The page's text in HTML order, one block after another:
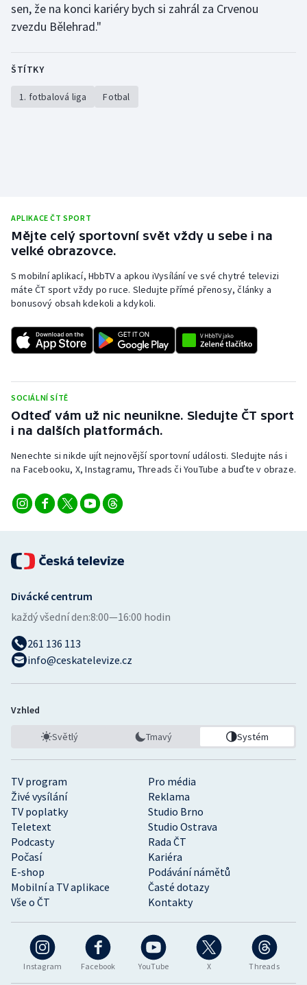
sen, že na konci kariéry bych si zahrál za Crvenou
zvezdu Bělehrad."
ŠTÍTKY
1. fotbalová liga Fotbal
APLIKACE ČT SPORT
Mějte celý sportovní svět vždy u sebe i na
velké obrazovce.
S mobilní aplikací, HbbTV a apkou iVysílání ve své chytré televizi
máte ČT sport vždy po ruce. Sledujte přímé přenosy, články a
bonusový obsah kdekoli a kdykoli.
SOCIÁLNÍ SÍTĚ
Odteď vám už nic neunikne. Sledujte ČT sport
i na dalších platformách.
Nenechte si nikde ujít nejnovější sportovní události. Sledujte nás i
na Facebooku, X, Instagramu, Threads či YouTube a buďte v obraze.
Instagram Facebook YouTube X Threads
TV program
Pro média
Živé vysílání
Reklama
TV poplatky
Studio Brno
Teletext
Studio Ostrava
Podcasty
Rada ČT
Počasí
Kariéra
E-shop
Podávání námětů
Mobilní a TV aplikace
Časté dotazy
Vše o ČT
Kontakty
Divácké centrum
každý všední den:8:00—16:00 hodin
261 136 113
info@ceskatelevize.cz
Vzhled
Světlý Tmavý Systém